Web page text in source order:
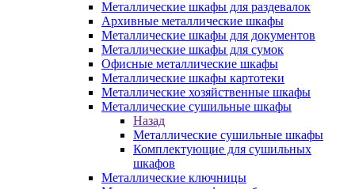
Металлические шкафы для раздевалок
Архивные металлические шкафы
Металлические шкафы для документов
Металлические шкафы для сумок
Офисные металлические шкафы
Металлические шкафы картотеки
Металлические хозяйственные шкафы
Металлические сушильные шкафы
Назад
Металлические сушильные шкафы
Комплектующие для сушильных
шкафов
Металлические ключницы